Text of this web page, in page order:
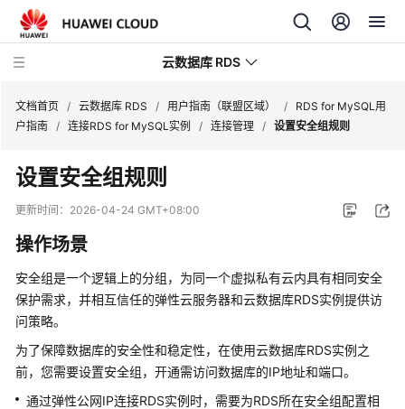
云数据库 RDS
产
介
绍
计
费
说
明
文档首页 / 云数据库 RDS / 用户指南（联盟区域） /
RDS for MySQL用
户指南 / 连接RDS for MySQL实例 / 连接管理 / 设置安全组规则
设置安全组规则
更新时间： 2026-04-24 GMT+08:00
操作场景
安全组是一个逻辑上的分组，为同一个虚拟私有云内具有相同安全
保护需求，并相互信任的弹性云服务器和云数据库RDS实例提供访
问策略。
为了保障数据库的安全性和稳定性，在使用云数据库RDS实例之
前，您需要设置安全组，开通需访问数据库的IP地址和端口。
通过弹性公网IP连接RDS实例时，需要为RDS所在安全组配置相